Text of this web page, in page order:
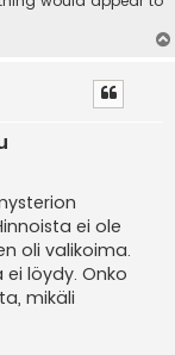
ei ole
oli valikoima.
löydy. Onko
mikäli